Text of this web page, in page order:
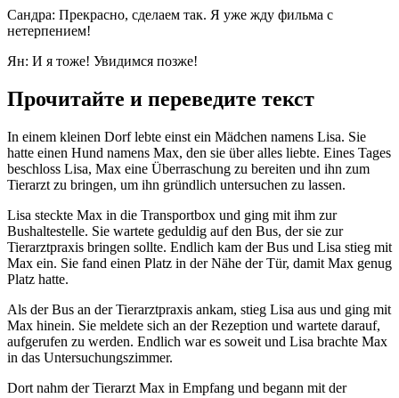
Сандра: Прекрасно, сделаем так. Я уже жду фильма с
нетерпением!
Ян: И я тоже! Увидимся позже!
Прочитайте и переведите текст
In einem kleinen Dorf lebte einst ein Mädchen namens Lisa. Sie
hatte einen Hund namens Max, den sie über alles liebte. Eines Tages
beschloss Lisa, Max eine Überraschung zu bereiten und ihn zum
Tierarzt zu bringen, um ihn gründlich untersuchen zu lassen.
Lisa steckte Max in die Transportbox und ging mit ihm zur
Bushaltestelle. Sie wartete geduldig auf den Bus, der sie zur
Tierarztpraxis bringen sollte. Endlich kam der Bus und Lisa stieg mit
Max ein. Sie fand einen Platz in der Nähe der Tür, damit Max genug
Platz hatte.
Als der Bus an der Tierarztpraxis ankam, stieg Lisa aus und ging mit
Max hinein. Sie meldete sich an der Rezeption und wartete darauf,
aufgerufen zu werden. Endlich war es soweit und Lisa brachte Max
in das Untersuchungszimmer.
Dort nahm der Tierarzt Max in Empfang und begann mit der